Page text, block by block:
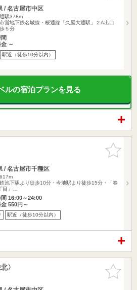
/ 名古屋市中区
駅378m
営地下鉄名城線・桜通線「久屋大通駅」２A出口
５分
～
駅近（徒歩10分以内）
ルの宿泊プランを見る
お気に入
りに追加
/ 名古屋市千種区
鉄池下駅より徒歩10分・今池駅より徒歩15分・「春
目」…
間 16:00～24:00
金 550円～
駅近（徒歩10分以内）
お気に入
りに追加
〉